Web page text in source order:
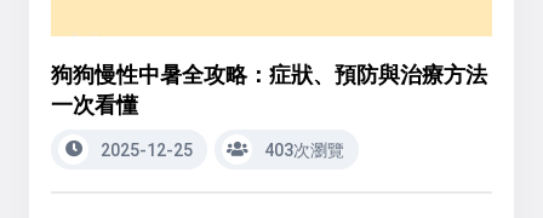
狗狗慢性中暑全攻略：症狀、預防與治療方法
一次看懂
2025-12-25 403次瀏覽